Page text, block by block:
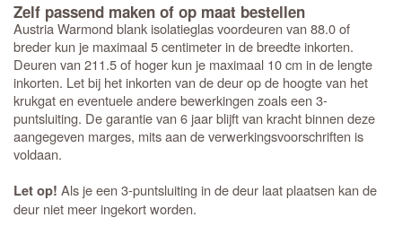
Zelf passend maken of op maat bestellen
Austria Warmond blank isolatieglas voordeuren van 88.0 of
breder kun je maximaal 5 centimeter in de breedte inkorten.
Deuren van 211.5 of hoger kun je maximaal 10 cm in de lengte
inkorten. Let bij het inkorten van de deur op de hoogte van het
krukgat en eventuele andere bewerkingen zoals een 3-
puntsluiting. De garantie van 6 jaar blijft van kracht binnen deze
aangegeven marges, mits aan de verwerkingsvoorschriften is
voldaan.
Let op! Als je een 3-puntsluiting in de deur laat plaatsen kan de
deur niet meer ingekort worden.